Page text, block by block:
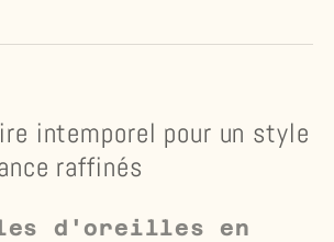
intemporel pour un style
raffinés
d'oreilles en